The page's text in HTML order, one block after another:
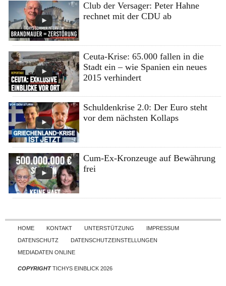
Club der Versager: Peter Hahne
rechnet mit der CDU ab
Ceuta-Krise: 65.000 fallen in die
Stadt ein – wie Spanien ein neues
2015 verhindert
Schuldenkrise 2.0: Der Euro steht
vor dem nächsten Kollaps
Cum-Ex-Kronzeuge auf Bewährung
frei
Skip to content
HOME KONTAKT UNTERSTÜTZUNG
IMPRESSUM
DATENSCHUTZ
DATENSCHUTZEINSTELLUNGEN
MEDIADATEN ONLINE
COPYRIGHTTICHYS EINBLICK 2026